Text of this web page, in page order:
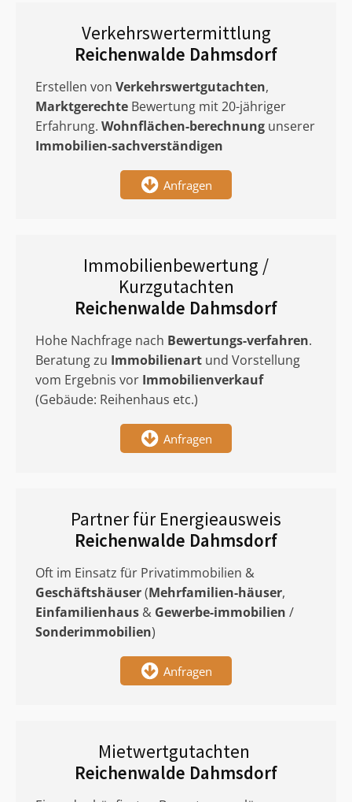
Verkehrswertermittlung
Reichenwalde Dahmsdorf
Erstellen von Verkehrswertgutachten,
Marktgerechte Bewertung mit 20-jähriger
Erfahrung. Wohnflächen-berechnung unserer
Immobilien-sachverständigen
Anfragen
Immobilienbewertung /
Kurzgutachten
Reichenwalde Dahmsdorf
Hohe Nachfrage nach Bewertungs-verfahren.
Beratung zu Immobilienart und Vorstellung
vom Ergebnis vor Immobilienverkauf
(Gebäude: Reihenhaus etc.)
Anfragen
Partner für Energieausweis
Reichenwalde Dahmsdorf
Oft im Einsatz für Privatimmobilien &
Geschäftshäuser(Mehrfamilien-häuser,
Einfamilienhaus & Gewerbe-immobilien /
Sonderimmobilien)
Anfragen
Mietwertgutachten
Reichenwalde Dahmsdorf